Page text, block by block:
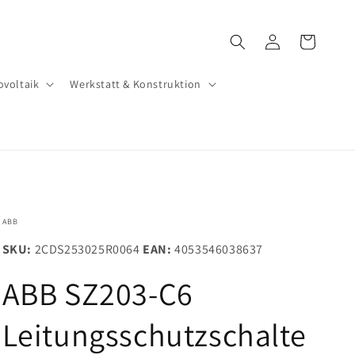
Werkstatt & Konstruktion
EinloggenWarenkorb
ABB
SKU: 2CDS253025R0064 EAN: 4053546038637
ABB SZ203-C6
Leitungsschutzschalte